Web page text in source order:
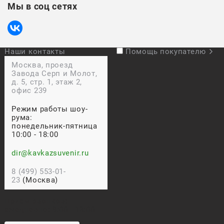
Мы в соц сетях
Наши контакты
Москва, проезд
Завода Серп и Молот,
д. 5, стр. 1, этаж 2,
офис 239
Режим работы шоу-
рума:
понедельник-пятница
10:00 - 18:00
dir@kavkazsuvenir.ru
8 (499) 553-01-
23 (Москва)
Помощь покупателю